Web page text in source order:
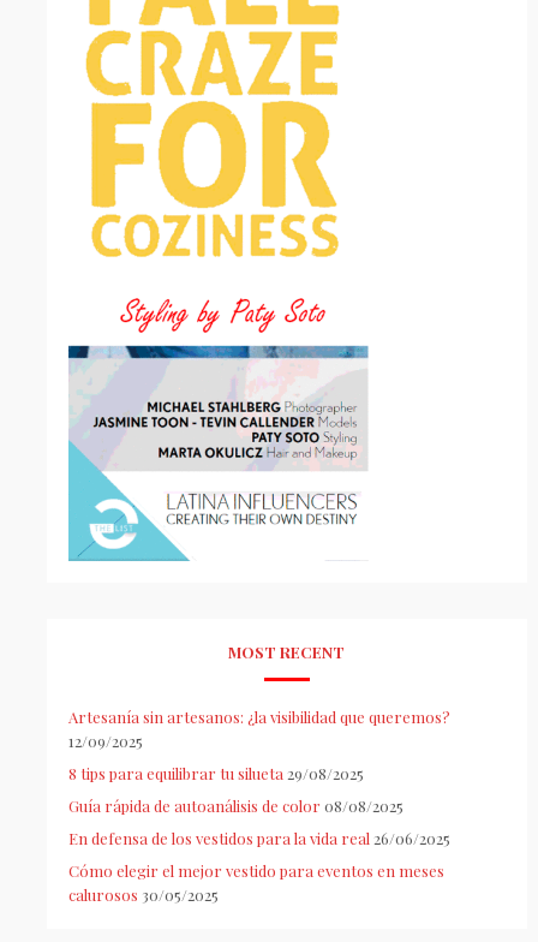
MOST RECENT
Artesanía sin artesanos: ¿la visibilidad que queremos?
12/09/2025
8 tips para equilibrar tu silueta 29/08/2025
Guía rápida de autoanálisis de color 08/08/2025
En defensa de los vestidos para la vida real 26/06/2025
Cómo elegir el mejor vestido para eventos en meses
calurosos 30/05/2025